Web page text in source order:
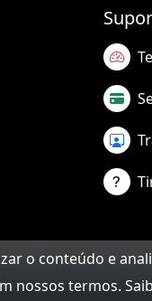
o conteúdo e
nossos termos.